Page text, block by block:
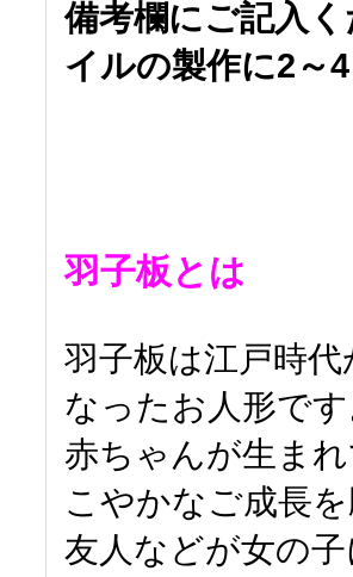
備考欄にご記入
イルの製作に2～
羽子板とは
羽子板は江戸時
なったお人形で
赤ちゃんが生ま
こやかなご成長
友人などが女の